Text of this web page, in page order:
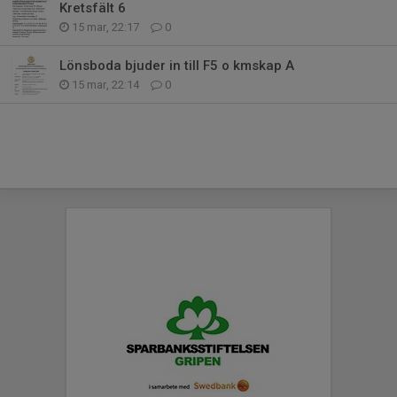
Kretsfält 6
15 mar, 22:17 0
Lönsboda bjuder in till F5 o kmskap A
15 mar, 22:14 0